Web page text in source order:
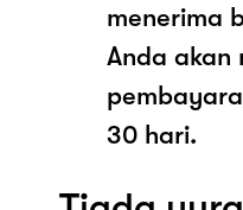
menerima
Anda akan
30 hari.